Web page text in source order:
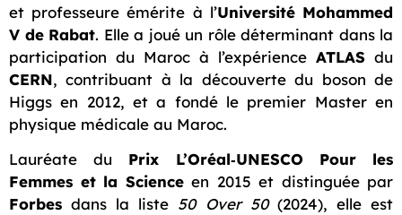
et professeure émérite à l’Université Mohammed
V de Rabat. Elle a joué un rôle déterminant dans la
participation du Maroc à l’expérience ATLAS du
CERN, contribuant à la découverte du boson de
Higgs en 2012, et a fondé le premier Master en
physique médicale au Maroc.
Lauréate du Prix L’Oréal‑UNESCO Pour les
Femmes et la Scienceen 2015 et distinguée par
Forbes dans la liste 50 Over 50(2024), elle est